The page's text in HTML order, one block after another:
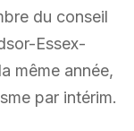
du conseil
Essex-
même année,
par intérim.